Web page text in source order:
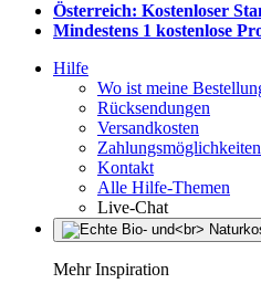
Österreich: Kostenloser
Mindestens 1 kostenlose
Hilfe
Wo ist meine
Rücksendungen
Versandkosten
Zahlungsmöglichkeiten
Kontakt
Alle Hilfe-Themen
Live-Chat
Mehr Inspiration